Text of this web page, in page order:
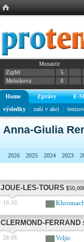
Monastir
Zipfel
5
Melnikova
0
Home Zprávy E-
výsledky
naši v akci
Anna-Giulia
2026 2025 2024 2023
JOUE-LES-TOURS
10.10.
CLERMOND-FERRAND
28.09. Vrljic